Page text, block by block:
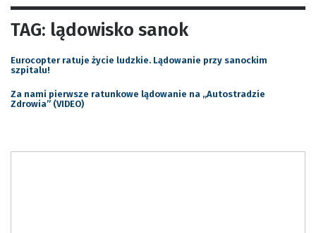
TAG: lądowisko sanok
Eurocopter ratuje życie ludzkie. Lądowanie przy sanockim
szpitalu!
Za nami pierwsze ratunkowe lądowanie na „Autostradzie
Zdrowia” (VIDEO)